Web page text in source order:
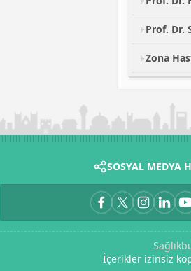
Prof. Dr.
Zona
SOSYAL MEDYA
İçerikler izinsiz